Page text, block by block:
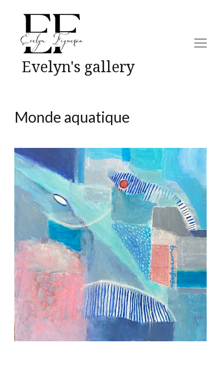
Evelyn's gallery
Monde aquatique